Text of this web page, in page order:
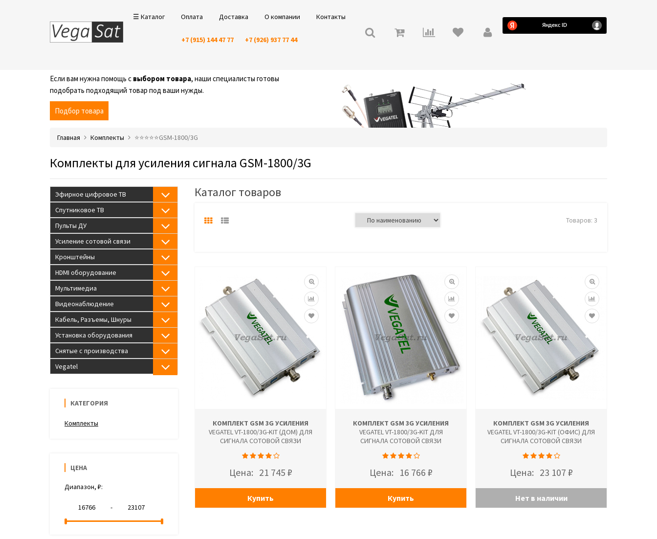
☰ Каталог Оплата Доставка О компании Контакты
+7 (915) 144 47 77 +7 (926) 937 77 44
Если вам нужна помощь с выбором товара, наши специалисты готовы
подобрать подходящий товар под ваши нужды.
Подбор товара
Главная Комплекты ⭐️⭐️⭐️⭐️⭐️GSM-1800/3G
Комплекты для усиления сигнала GSM-1800/3G
Эфирное цифровое ТВ
Спутниковое ТВ
Пульты ДУ
Усиление сотовой связи
Кронштейны
HDMI оборудование
Мультимедиа
Видеонаблюдение
Кабель, Разъемы, Шнуры
Установка оборудования
Снятые с производства
Vegatel
КАТЕГОРИЯ
Комплекты
ЦЕНА
Диапазон, ₽:
-
Каталог товаров
Товаров: 3
КОМПЛЕКТ GSM 3G УСИЛЕНИЯ
VEGATEL VT-1800/3G-KIT (ДОМ) ДЛЯ
СИГНАЛА СОТОВОЙ СВЯЗИ
Цена: 21 745 ₽
Купить
КОМПЛЕКТ GSM 3G УСИЛЕНИЯ
VEGATEL VT-1800/3G-KIT ДЛЯ
СИГНАЛА СОТОВОЙ СВЯЗИ
Цена: 16 766 ₽
Купить
КОМПЛЕКТ GSM 3G УСИЛЕНИЯ
VEGATEL VT-1800/3G-KIT (ОФИС) ДЛЯ
СИГНАЛА СОТОВОЙ СВЯЗИ
Цена: 23 107 ₽
Нет в наличии